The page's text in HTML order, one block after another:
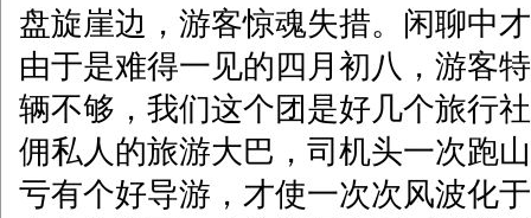
盘旋崖边，游客惊魂失措。闲聊中
由于是难得一见的四月初八，游客
辆不够，我们这个团是好几个旅行
佣私人的旅游大巴，司机头一次跑
亏有个好导游，才使一次次风波化